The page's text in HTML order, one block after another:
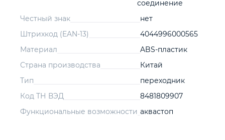
соединение
Честный знак
нет
Штрихкод (EAN-13)
4044996000565
Материал
ABS-пластик
Страна производства
Китай
Тип
переходник
Код ТН ВЭД
8481809907
Функциональные возможности аквастоп